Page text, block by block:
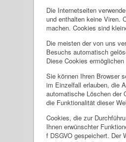
Die Internetseiten
und enthalten keine Viren.
machen. Cookies sind
Die meisten der von uns
Besuchs automatisch
Diese Cookies
Sie können Ihren Browser
im Einzelfall erlauben, die
automatische Löschen der
die Funktionalität dieser
Cookies, die zur
Ihnen erwünschter
f DSGVO gespeichert. Der